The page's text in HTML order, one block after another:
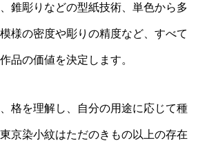
錐彫りなどの型紙技術、単色から多
様の密度や彫りの精度など、すべて
品の価値を決定します。
格を理解し、自分の用途に応じて種
京染小紋はただのきもの以上の存在